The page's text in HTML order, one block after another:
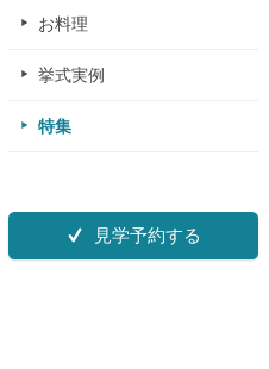
お料理
挙式実例
特集
見学予約する